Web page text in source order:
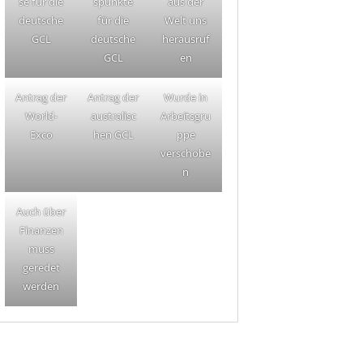
deutsche
GCL
für die
deutsche
GCL
Welt uns
herausruf
en
Antrag der
World-
Exco
Antrag der
australisc
hen GCL
Wurde in
Arbeitsgru
ppe
verschobe
n
Auch über
Finanzen
muss
geredet
werden